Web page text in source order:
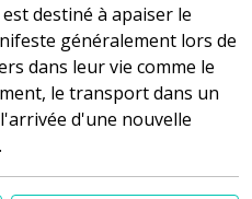
destiné à apaiser le
généralement lors de
dans leur vie comme le
le transport dans un
d'une nouvelle